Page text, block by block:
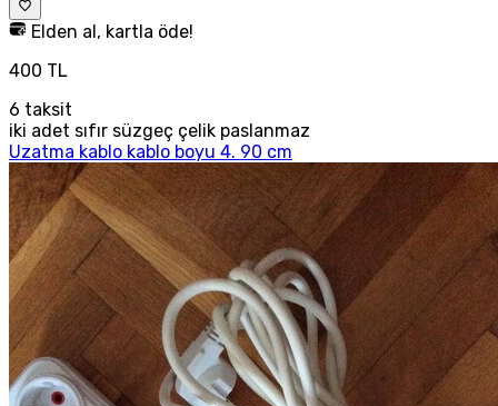
Elden al, kartla öde!
400 TL
6 taksit
iki adet sıfır süzgeç çelik paslanmaz
Uzatma kablo kablo boyu 4. 90 cm